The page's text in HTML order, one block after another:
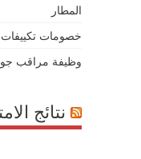
المطار
خصومات تكييفات
وظيفة مراقب
نتائج